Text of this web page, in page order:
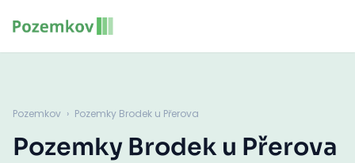
Pozemkov › Pozemky Brodek u Přerova
Pozemky Brodek u Přerova